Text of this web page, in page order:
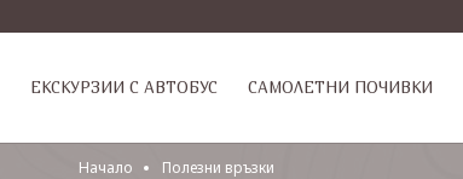
ЕКСКУРЗИИ С АВТОБУС САМОЛЕТНИ ПОЧИВКИ
Начало Полезни връзки